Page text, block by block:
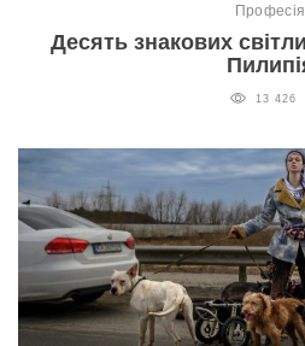
Професія
Десять знакових
13 426